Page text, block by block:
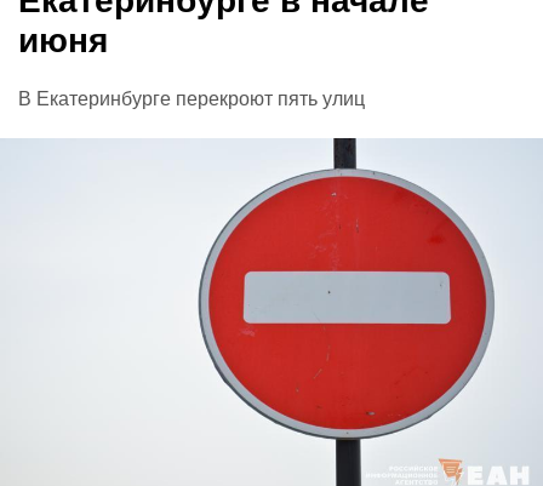
июня
В Екатеринбурге перекроют пять улиц